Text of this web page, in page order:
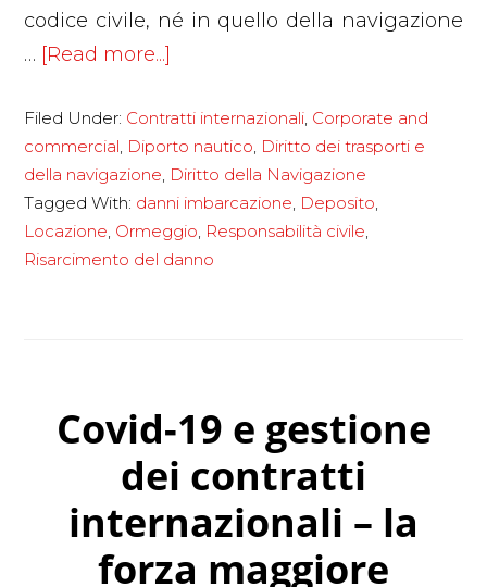
codice civile, né in quello della navigazione
… [Read more...]
di
ormeggio:
chi
risponde
dei
all’imbarcazione?
Filed Under: Contratti internazionali, Corporate and
commercial, Diporto nautico, Diritto dei trasporti e
della navigazione, Diritto della Navigazione
Tagged With: danni imbarcazione, Deposito,
Locazione, Ormeggio, Responsabilità civile,
Risarcimento del danno
Covid-19 e gestione
dei contratti
internazionali – la
forza maggiore